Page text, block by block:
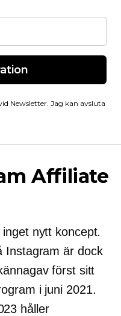
Newsletter. Jag kan avsluta
Affiliate
inget nytt koncept.
Instagram är dock
först sitt
i juni 2021.
håller